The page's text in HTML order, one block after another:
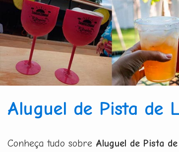
Aluguel de Pista de
Conheça tudo sobre Aluguel de Pista